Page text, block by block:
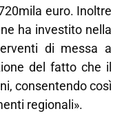
euro. Inoltre
ha investito nella
di messa a
del fatto che il
consentendo così
regionali».